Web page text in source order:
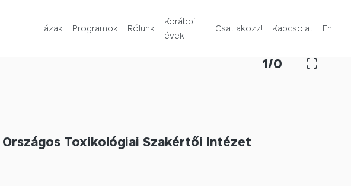
Házak Programok Rólunk
Korábbi
évek
Csatlakozz! Kapcsolat En
1/0
Toxikológiai Szakértői Intézet